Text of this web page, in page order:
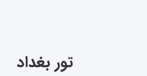
تور بغداد